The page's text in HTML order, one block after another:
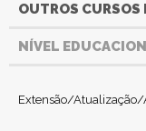
OUTROS
NÍVEL
Extensão/